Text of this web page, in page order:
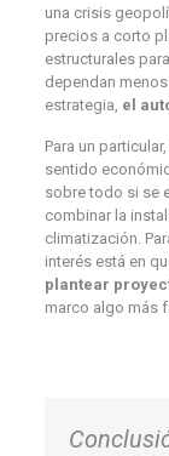
una crisis
precios a corto
estructurales
dependan
estrategia, el
Para un
sentido
sobre todo si se
combinar la
climatización.
interés está en
plantear
marco algo más